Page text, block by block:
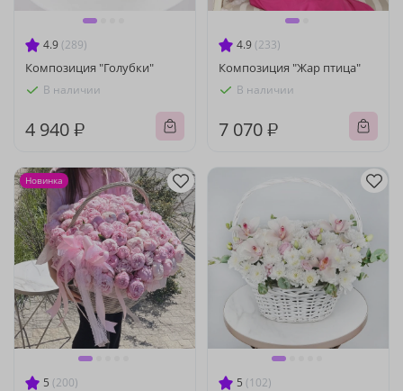
4.9 (289)
Композиция "Голубки"
В наличии
4 940 ₽
4.9 (233)
Композиция "Жар птица"
В наличии
7 070 ₽
5 (200)
Новинка
5 (102)